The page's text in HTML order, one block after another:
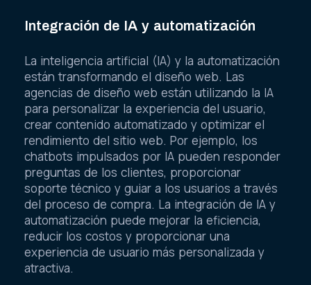
Integración de IA y automatización
La inteligencia artificial (IA) y la automatización
están transformando el diseño web. Las
agencias de diseño web están utilizando la IA
para personalizar la experiencia del usuario,
crear contenido automatizado y optimizar el
rendimiento del sitio web. Por ejemplo, los
chatbots impulsados por IA pueden responder
preguntas de los clientes, proporcionar
soporte técnico y guiar a los usuarios a través
del proceso de compra. La integración de IA y
automatización puede mejorar la eficiencia,
reducir los costos y proporcionar una
experiencia de usuario más personalizada y
atractiva.